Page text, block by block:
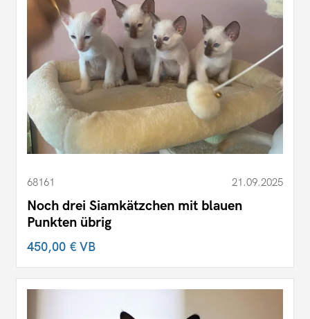
68161 21.09.2025
Noch drei Siamkätzchen mit blauen
Punkten übrig
450,00 €VB